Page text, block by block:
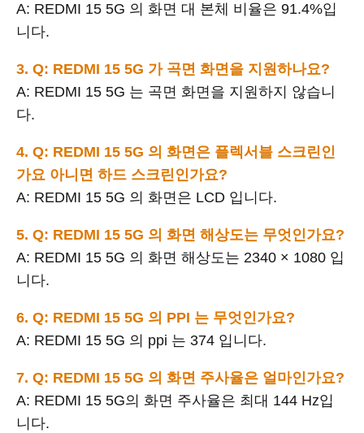
A: REDMI 15 5G 의 화면 대 본체 비율은 91.4%입
니다.
3. Q: REDMI 15 5G 가 곡면 화면을 지원하나요?
A: REDMI 15 5G 는 곡면 화면을 지원하지 않습니
다.
4. Q: REDMI 15 5G 의 화면은 플렉서블 스크린인
가요 아니면 하드 스크린인가요?
A: REDMI 15 5G 의 화면은 LCD 입니다.
5. Q: REDMI 15 5G 의 화면 해상도는 무엇인가요?
A: REDMI 15 5G 의 화면 해상도는 2340 × 1080 입
니다.
6. Q: REDMI 15 5G 의 PPI 는 무엇인가요?
A: REDMI 15 5G 의 ppi 는 374 입니다.
7. Q: REDMI 15 5G 의 화면 주사율은 얼마인가요?
A: REDMI 15 5G의 화면 주사율은 최대 144 Hz입
니다.